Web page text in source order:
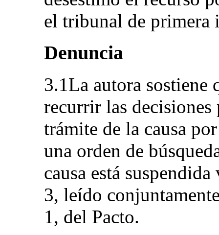
el tribunal de primera
Denuncia
3.1La autora
recurrir las decisiones
trámite de la causa
una orden de
causa está
3, leído
1, del Pacto.